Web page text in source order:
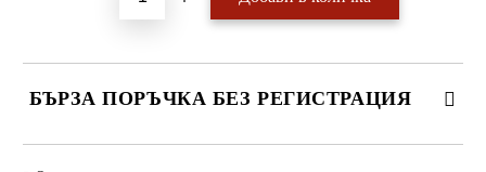
БЪРЗА ПОРЪЧКА БЕЗ РЕГИСТРАЦИЯ